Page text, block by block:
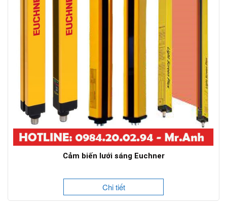
Cảm biến lưới sáng Euchner
Chi tiết